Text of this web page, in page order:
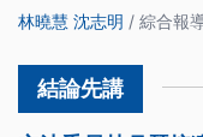
林曉慧 沈志明 / 綜合報